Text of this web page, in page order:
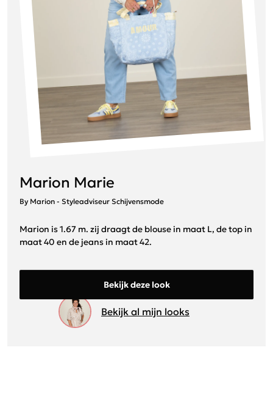
Marion Marie
By Marion - Styleadviseur Schijvensmode
Marion is 1.67 m. zij draagt de blouse in maat L, de top in
maat 40 en de jeans in maat 42.
Bekijk deze look
Bekijk al mijn looks